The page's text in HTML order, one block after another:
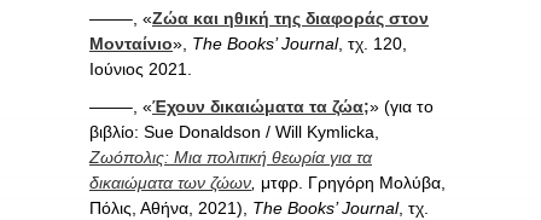
——–, «Ζώα και ηθική της διαφοράς στον
Μονταίνιο», The Books’ Journal, τχ. 120,
Ιούνιος 2021.
——–, «Έχουν δικαιώματα τα ζώα;» (για το
βιβλίο: Sue Donaldson / Will Kymlicka,
Ζωόπολις: Μια πολιτική θεωρία για τα
δικαιώματα των ζώων, μτφρ. Γρηγόρη Μολύβα,
Πόλις, Αθήνα, 2021), The Books’ Journal, τχ.